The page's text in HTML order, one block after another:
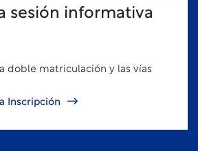
sesión informativa
doble matriculación y las vías
Inscripción